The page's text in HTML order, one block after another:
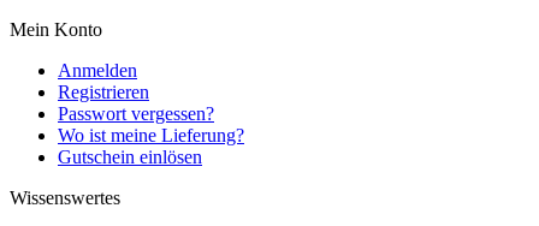
Mein Konto
Anmelden
Registrieren
Passwort vergessen?
Wo ist meine Lieferung?
Gutschein einlösen
Wissenswertes